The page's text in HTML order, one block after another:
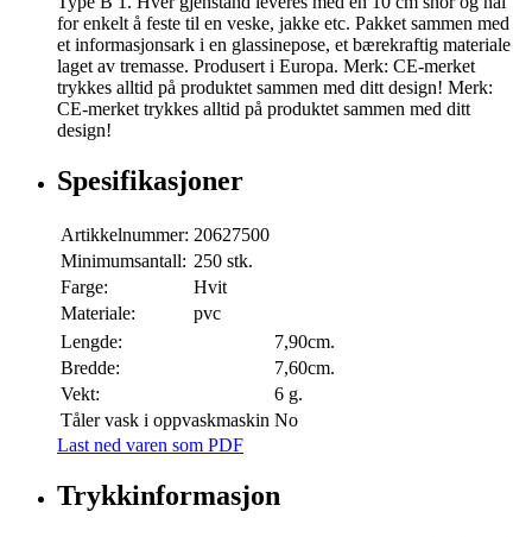
for enkelt å feste til en veske, jakke etc. Pakket sammen med
et informasjonsark i en glassinepose, et bærekraftig materiale
laget av tremasse. Produsert i Europa. Merk: CE-merket
trykkes alltid på produktet sammen med ditt design! Merk:
CE-merket trykkes alltid på produktet sammen med ditt
design!
Spesifikasjoner
Artikkelnummer: 20627500
Minimumsantall: 250 stk.
Farge:
Hvit
Materiale:
pvc
Lengde:
7,90cm.
Bredde:
7,60cm.
Vekt:
6 g.
Tåler vask i oppvaskmaskin No
Last ned varen som PDF
Trykkinformasjon